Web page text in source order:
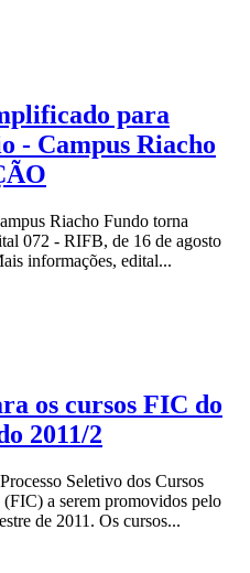
para
- Campus Riacho
Riacho Fundo torna
072 - RIFB, de 16 de agosto
informações, edital...
os cursos FIC do
2011/2
Seletivo dos Cursos
a serem promovidos pelo
de 2011. Os cursos...